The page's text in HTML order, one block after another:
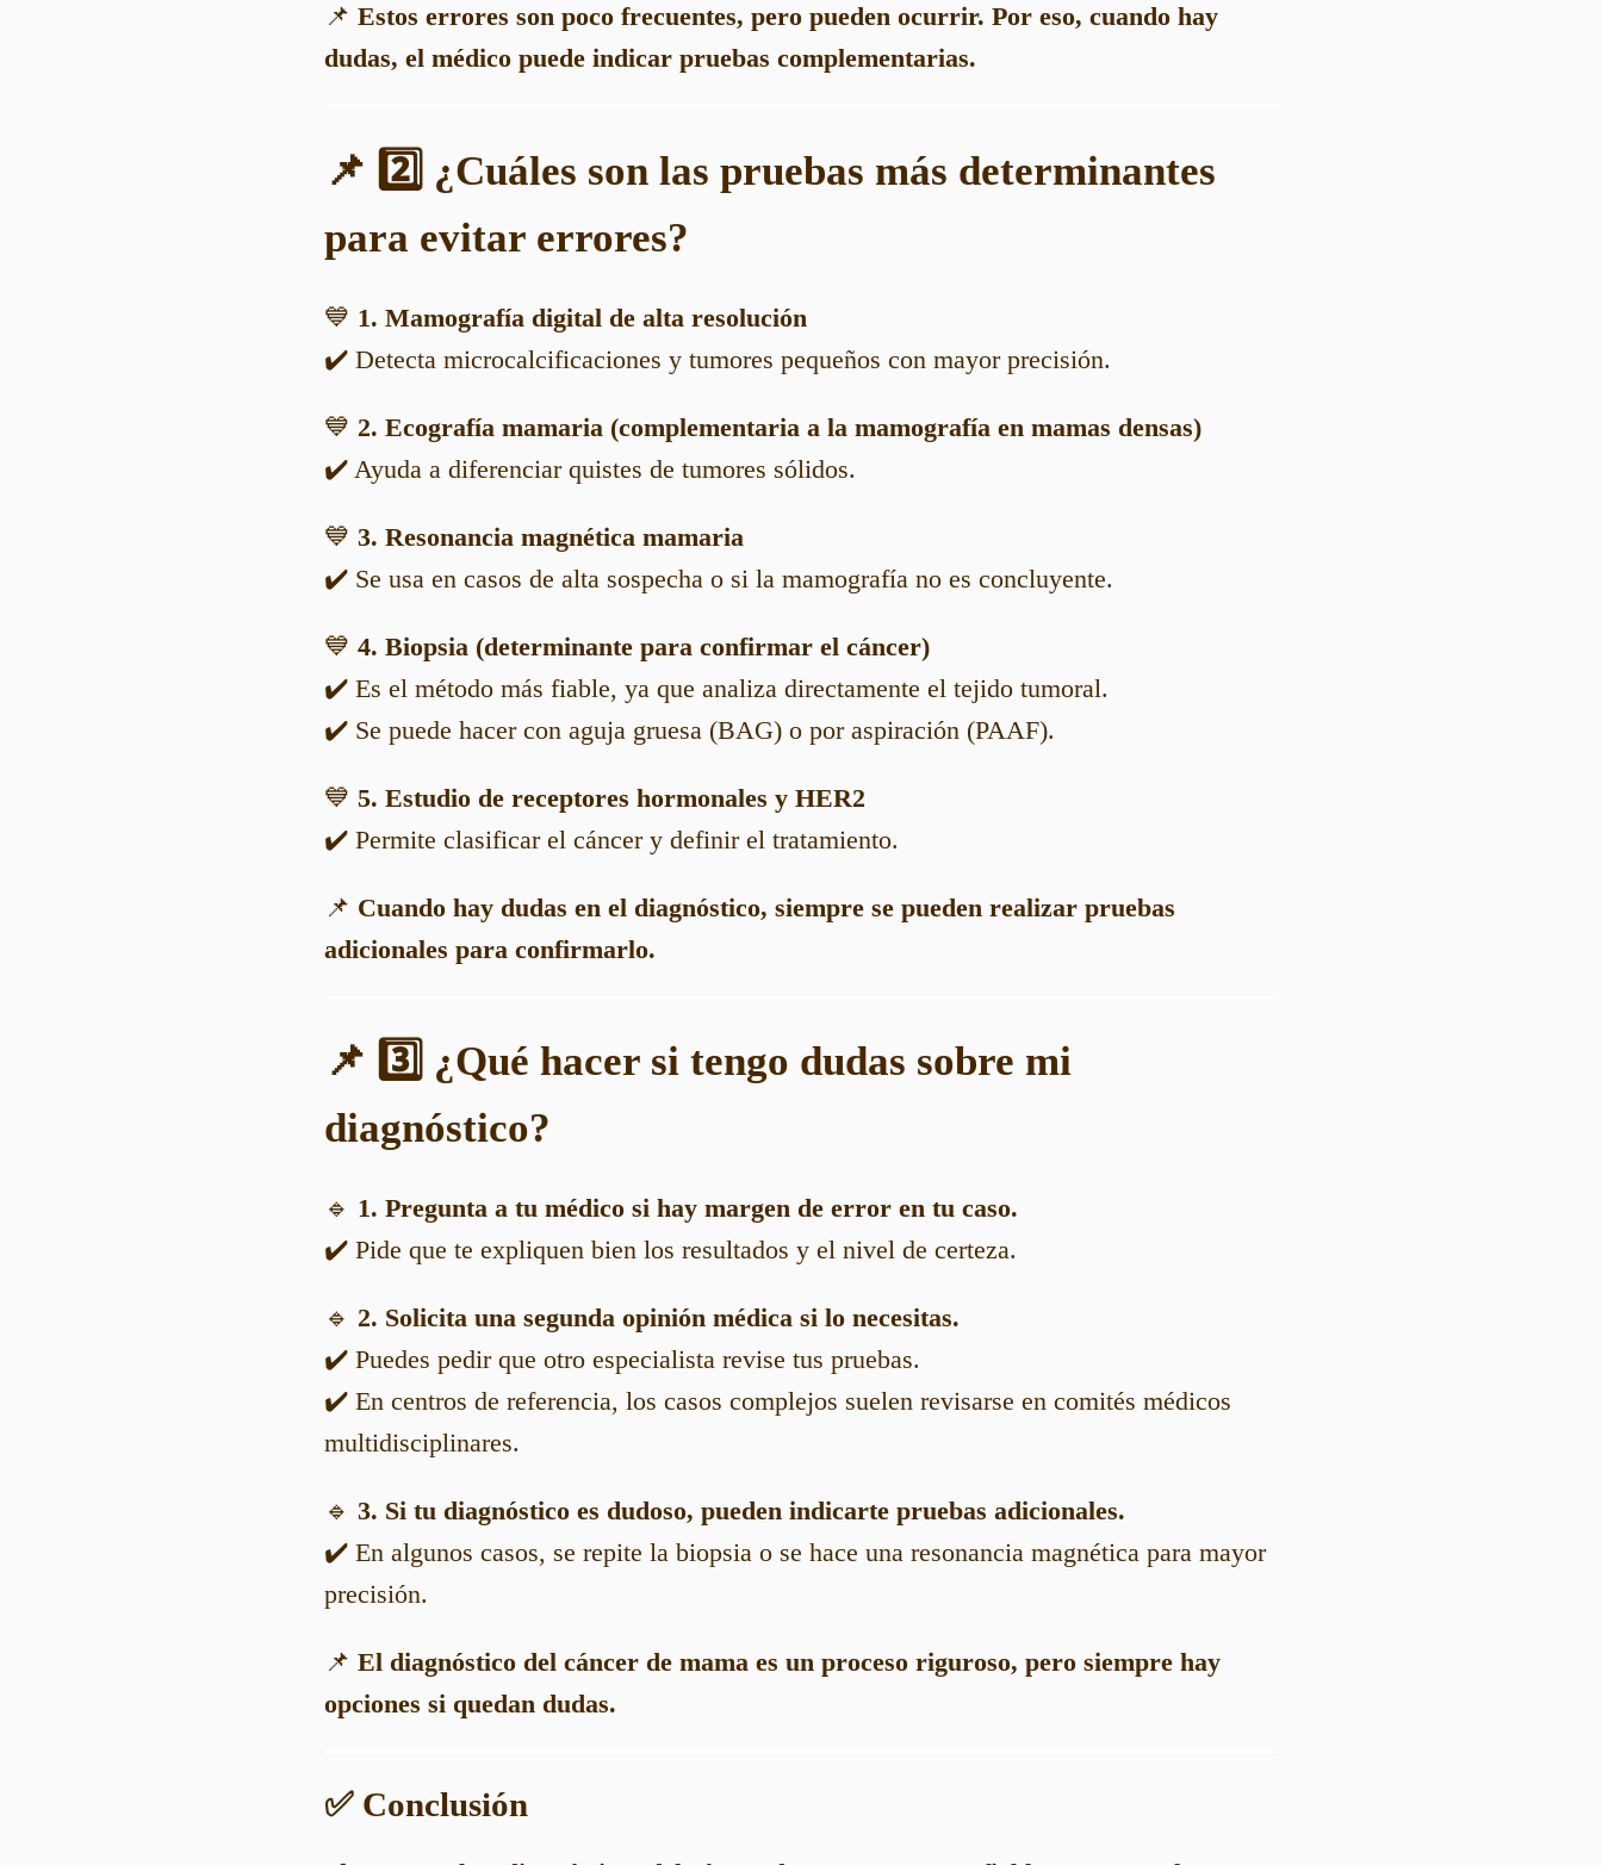
📌 Estos errores son poco frecuentes, pero pueden ocurrir. Por eso, cuando hay
dudas, el médico puede indicar pruebas complementarias.
📌 2️⃣ ¿Cuáles son las pruebas más determinantes
para evitar errores?
💙 1. Mamografía digital de alta resolución
✔️ Detecta microcalcificaciones y tumores pequeños con mayor precisión.
💙 2. Ecografía mamaria (complementaria a la mamografía en mamas densas)
✔️ Ayuda a diferenciar quistes de tumores sólidos.
💙 3. Resonancia magnética mamaria
✔️ Se usa en casos de alta sospecha o si la mamografía no es concluyente.
💙 4. Biopsia (determinante para confirmar el cáncer)
✔️ Es el método más fiable, ya que analiza directamente el tejido tumoral.
✔️ Se puede hacer con aguja gruesa (BAG) o por aspiración (PAAF).
💙 5. Estudio de receptores hormonales y HER2
✔️ Permite clasificar el cáncer y definir el tratamiento.
📌 Cuando hay dudas en el diagnóstico, siempre se pueden realizar pruebas
adicionales para confirmarlo.
📌 3️⃣ ¿Qué hacer si tengo dudas sobre mi
diagnóstico?
🔹 1. Pregunta a tu médico si hay margen de error en tu caso.
✔️ Pide que te expliquen bien los resultados y el nivel de certeza.
🔹 2. Solicita una segunda opinión médica si lo necesitas.
✔️ Puedes pedir que otro especialista revise tus pruebas.
✔️ En centros de referencia, los casos complejos suelen revisarse en comités médicos
multidisciplinares.
🔹 3. Si tu diagnóstico es dudoso, pueden indicarte pruebas adicionales.
✔️ En algunos casos, se repite la biopsia o se hace una resonancia magnética para mayor
precisión.
📌 El diagnóstico del cáncer de mama es un proceso riguroso, pero siempre hay
opciones si quedan dudas.
✅ Conclusión